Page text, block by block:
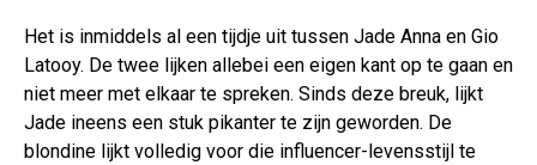
Het is inmiddels al een tijdje uit tussen Jade Anna en Gio
Latooy. De twee lijken allebei een eigen kant op te gaan en
niet meer met elkaar te spreken. Sinds deze breuk, lijkt
Jade ineens een stuk pikanter te zijn geworden. De
blondine lijkt volledig voor die influencer-levensstijl te